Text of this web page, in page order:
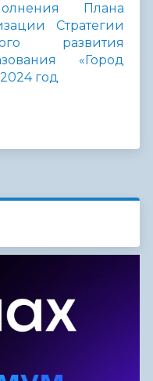
Плана
Стратегии
развития
«Город
год